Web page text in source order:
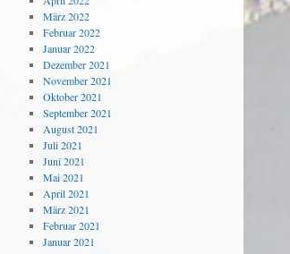
März 2022
Februar 2022
Januar 2022
Dezember 2021
November 2021
Oktober 2021
September 2021
August 2021
Juli 2021
Juni 2021
Mai 2021
April 2021
März 2021
Februar 2021
Januar 2021